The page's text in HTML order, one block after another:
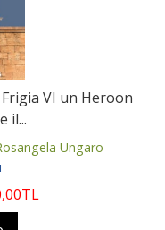
VI un Heroon
il...
Ungaro
,00TL